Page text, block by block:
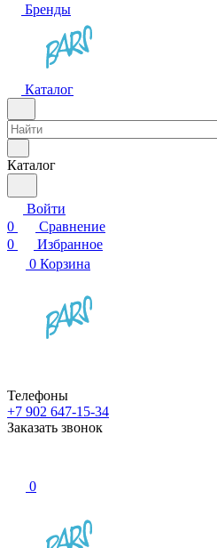
Бренды
Каталог
Каталог
Войти
0
Сравнение
0
Избранное
0 Корзина
Телефоны
+7 902 647-15-34
Заказать звонок
0